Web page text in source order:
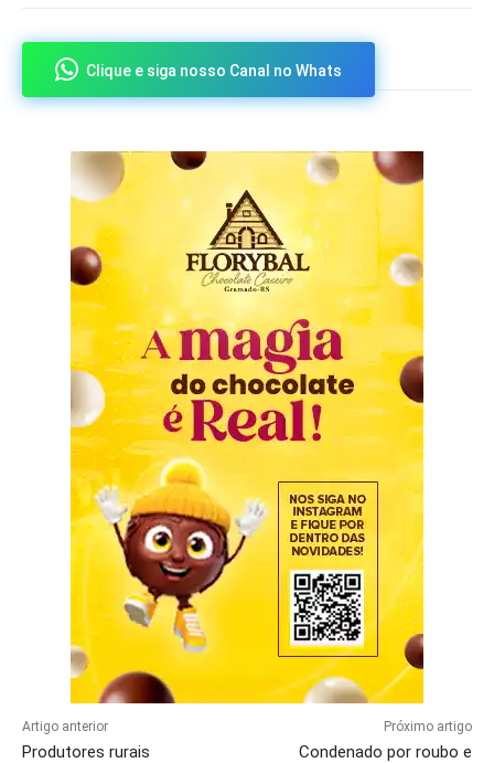
Clique e siga nosso Canal no Whats
Artigo anterior
Produtores rurais
Próximo artigo
Condenado por roubo e